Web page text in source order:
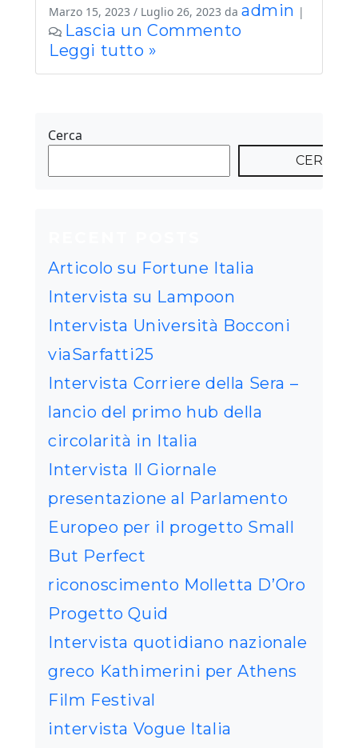
Marzo 15, 2023 / Luglio 26, 2023 da admin |
Lascia un Commento
Leggi tutto »
Cerca
CERCA
Articolo su Fortune Italia
Intervista su Lampoon
Intervista Università Bocconi
viaSarfatti25
Intervista Corriere della Sera –
lancio del primo hub della
circolarità in Italia
Intervista Il Giornale
presentazione al Parlamento
Europeo per il progetto Small
But Perfect
riconoscimento Molletta D’Oro
Progetto Quid
Intervista quotidiano nazionale
greco Kathimerini per Athens
Film Festival
intervista Vogue Italia